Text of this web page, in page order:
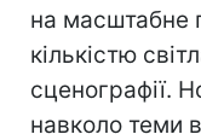
на масштабне
кількістю
сценографії.
навколо теми